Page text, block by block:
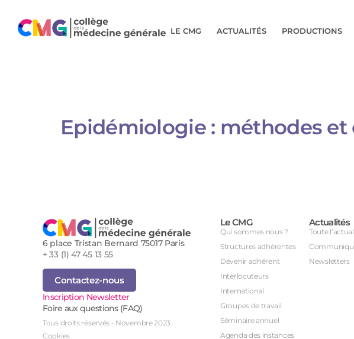
LE CMG ACTUALITÉS PRODUCTIONS
Epidémiologie : méthodes
6 place Tristan Bernard 75017 Paris
+ 33 (1) 47 45 13 55
Contactez-nous
Inscription Newsletter
Foire aux questions (FAQ)
Tous droits réservés - Novembre 2023
Cookies
Le CMG
Qui sommes nous ?
Structures adhérentes
Dévenir adhérent
Interlocuteurs
International
Groupes de travail
Séminaire annuel
Agenda des instances
Actualités
Toute
Newsletters